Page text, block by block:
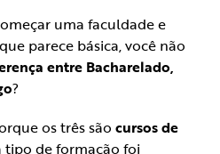
uma faculdade e
parece básica, você não
entre Bacharelado,
?
os três são cursos de
tipo de formação foi